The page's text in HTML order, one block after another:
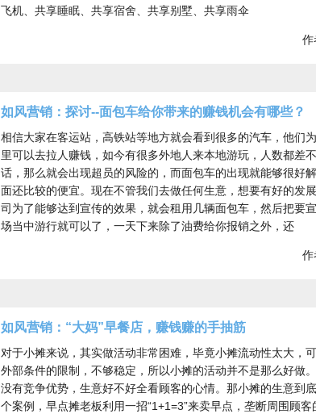
飞机、共享睡眠、共享宿舍、共享别墅、共享雨伞
作
如风营销：探讨--面包车给你带来的赚钱机会有哪些？
相信大家在客运站，高铁站等地方就会看到很多的汽车，他们
里可以去拉人赚钱，如今有很多外地人来本地游玩，人数都差
话，那么就会出现超员的风险的，而面包车的出现就能够很好
面还比较的便宜。现在不管我们去做任何生意，想要有好的发
司为了能够达到宣传的效果，就会租用几辆面包车，然后把要
场当中游行就可以了，一天下来除了油费给你报销之外，还
作
如风营销：“大妈”早餐店，赚钱赚的手抽筋
对于小摊来说，其实做活动非常困难，毕竟小摊流动性太大，
外部条件的限制，不够稳定，所以小摊的活动并不是那么好做
没有竞争优势，生意好不好全看顾客的心情。那小摊的生意到
个案例，早点摊老板利用一招“1+1=3”来卖早点，垄断周围顾